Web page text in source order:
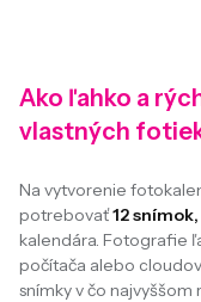
Ako ľahko a
vlastných
Na vytvorenie
potrebovať12
kalendára. Fotografie
počítača alebo
snímky v čo